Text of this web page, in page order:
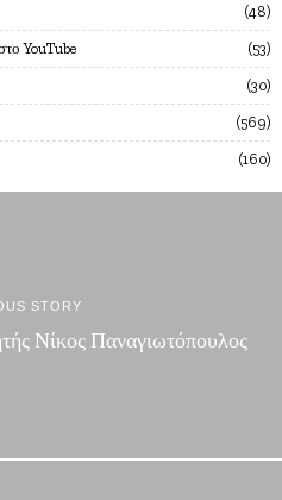
48
YouTube 53
30
569
160
STORY
Νίκος Παναγιωτόπουλος